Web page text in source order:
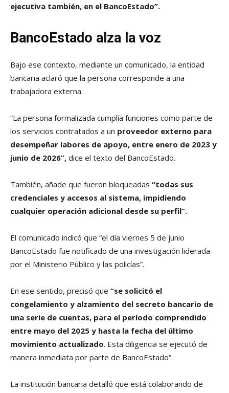
ejecutiva también, en el BancoEstado”.
BancoEstado alza la voz
Bajo ese contexto, mediante un comunicado, la entidad
bancaria aclaró que la persona corresponde a una
trabajadora externa.
“La persona formalizada cumplía funciones como parte de
los servicios contratados a un proveedor externo para
desempeñar labores de apoyo, entre enero de 2023 y
junio de 2026”, dice el texto del BancoEstado.
También, añade que fueron bloqueadas “todas sus
credenciales y accesos al sistema, impidiendo
cualquier operación adicional desde su perfil”.
El comunicado indicó que “el día viernes 5 de junio
BancoEstado fue notificado de una investigación liderada
por el Ministerio Público y las policías”.
En ese sentido, precisó que “se solicitó el
congelamiento y alzamiento del secreto bancario de
una serie de cuentas, para el período comprendido
entre mayo del 2025 y hasta la fecha del último
movimiento actualizado. Esta diligencia se ejecutó de
manera inmediata por parte de BancoEstado”.
La institución bancaria detalló que está colaborando de